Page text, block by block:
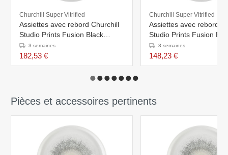
Churchill Super Vitrified
Assiettes avec rebord Churchill
Studio Prints Fusion Black
260mm (Lot de 6)
3 semaines
182,53 €
Churchill Super Vitrified
Assiettes avec rebord
Studio Prints Fusion
210mm (Lot de 6)
3 semaines
148,23 €
Pièces et accessoires pertinents